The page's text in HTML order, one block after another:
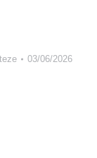
03/06/2026